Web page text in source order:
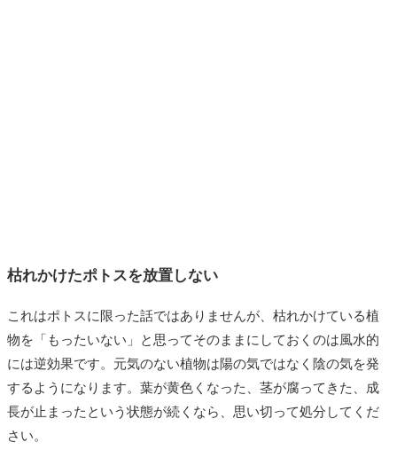
枯れかけたポトスを放置しない
これはポトスに限った話ではありませんが、枯れかけている植
物を「もったいない」と思ってそのままにしておくのは風水的
には逆効果です。元気のない植物は陽の気ではなく陰の気を発
するようになります。葉が黄色くなった、茎が腐ってきた、成
長が止まったという状態が続くなら、思い切って処分してくだ
さい。